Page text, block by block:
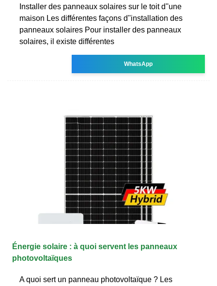
Installer des panneaux solaires sur le toit d''une
maison Les différentes façons d''installation des
panneaux solaires Pour installer des panneaux
solaires, il existe différentes
WhatsApp
Énergie solaire : à quoi servent les panneaux
photovoltaïques
A quoi sert un panneau photovoltaïque ? Les